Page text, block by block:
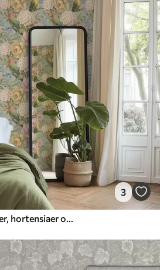
3
Papegøjer blandt pæoner, hortensiaer og magnolier